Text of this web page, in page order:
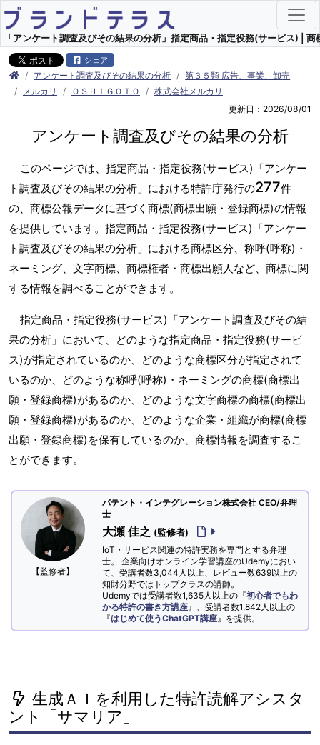
「アンケート調査及びその結果の分析」指定商品・指定役務(サービス) |
シェア
アンケート調査及びその結果の分析
第３５類 広告、事業、卸売
メルカリ
ＯＳＨＩＧＯＴＯ
株式会社メルカリ
更新日：2026/08/01
アンケート調査及びその結果の分析
このページでは、指定商品・指定役務(サービス)「アンケー
ト調査及びその結果の分析」における特許庁発行の277件
の、商標公報データに基づく商標(商標出願・登録商標)の情報
を提供しています。指定商品・指定役務(サービス)「アンケー
ト調査及びその結果の分析」における商標区分、称呼(呼称)・
ネーミング、文字商標、商標権者・商標出願人など、商標に関
する情報を調べることができます。
指定商品・指定役務(サービス)「アンケート調査及びその結
果の分析」において、どのような指定商品・指定役務(サービ
ス)が指定されているのか、どのような商標区分が指定されて
いるのか、どのような称呼(呼称)・ネーミングの商標(商標出
願・登録商標)があるのか、どのような文字商標の商標(商標出
願・登録商標)があるのか、どのような企業・組織が商標(商標
出願・登録商標)を保有しているのか、商標情報を調査するこ
とができます。
【監修者】
パテント・インテグレーション株式会社 CEO/弁理
士
大瀬 佳之 (監修者)
IoT・サービス関連の特許実務を専門とする弁理
士。 企業向けオンライン学習講座のUdemyにおい
て、受講者数3,044人以上、レビュー数639以上の
知財分野ではトップクラスの講師。
Udemyでは受講者数1,635人以上の『初心者でもわ
かる特許の書き方講座 』、受講者数1,842人以上の
『はじめて使うChatGPT講座 』を提供。
生成ＡＩを利用した特許読解アシスタ
ント「サマリア」